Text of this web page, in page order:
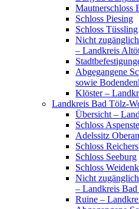
Mautnerschloss
Schloss Piesing
Schloss Tüssling
Nicht
– Landkreis
Abgegangene
sowie
Klöster –
Landkreis Bad Tölz-
Übersicht –
Schloss
Adelssitz
Schloss
Schloss Seeburg
Schloss
Nicht
– Landkreis
Ruine –